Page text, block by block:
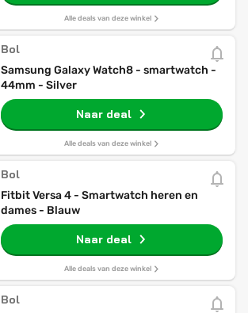
Alle deals van deze winkel
Bol
Samsung Galaxy Watch8 - smartwatch -
44mm - Silver
Naar deal
Alle deals van deze winkel
Bol
Fitbit Versa 4 - Smartwatch heren en
dames - Blauw
Naar deal
Alle deals van deze winkel
Bol